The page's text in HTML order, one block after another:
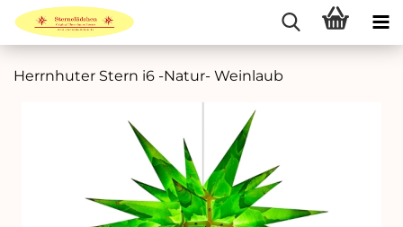
Herrnhuter Stern i6 -Natur- Weinlaub